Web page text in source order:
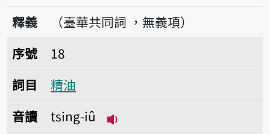
播放音讀tsing-ing
釋義
（臺華共同詞 ，無義項）
序號18精油
序號
18
詞目
精油
音讀
tsing-iû